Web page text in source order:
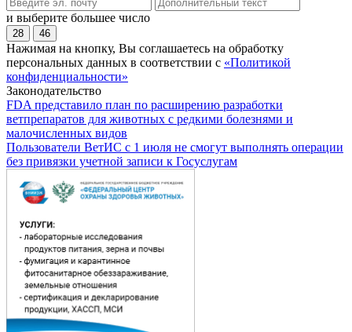
и выберите большее число
28 46
Нажимая на кнопку, Вы соглашаетесь на обработку
персональных данных в соответствии с «Политикой
конфиденциальности»
Законодательство
FDA представило план по расширению разработки
ветпрепаратов для животных с редкими болезнями и
малочисленных видов
Пользователи ВетИС с 1 июля не смогут выполнять операции
без привязки учетной записи к Госуслугам